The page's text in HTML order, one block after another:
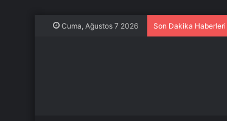
Cuma, Ağustos 7 2026 Son Dakika Haberleri